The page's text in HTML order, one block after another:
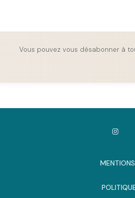
Vous pouvez vous désabonner à
MENTIONS